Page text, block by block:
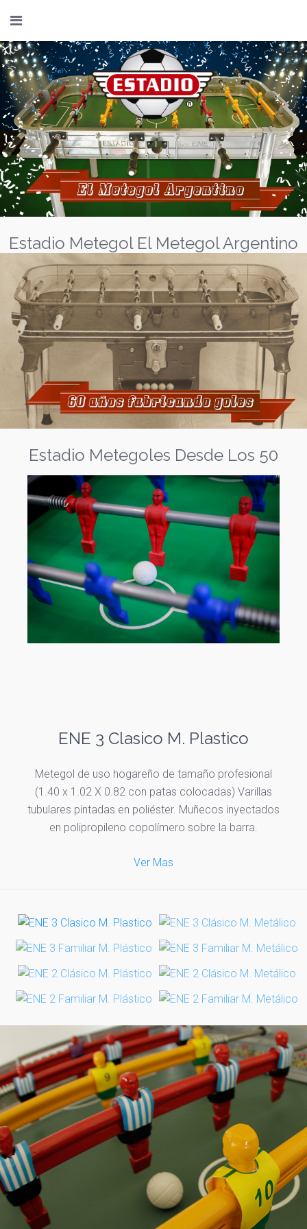
Estadio Metegol El Metegol Argentino
Estadio Metegoles Desde Los 50
ENE 3 Clasico M. Plastico
Metegol de uso hogareño de tamaño profesional
(1.40 x 1.02 X 0.82 con patas colocadas) Varillas
tubulares pintadas en poliéster. Muñecos inyectados
en polipropileno copolímero sobre la barra.
Ver Mas
COMPRAR
PRODUCTOS